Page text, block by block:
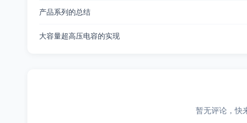
产品系列的总结
大容量超高压电容的实现
暂无评论，快